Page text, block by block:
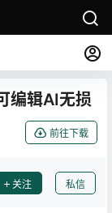
编辑AI无损
前往下载
关注 私信